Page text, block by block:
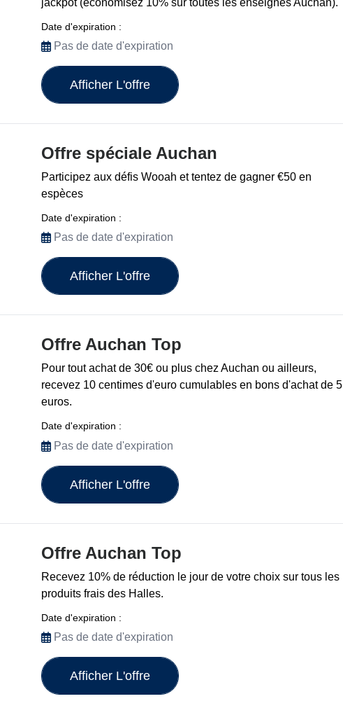
Date d'expiration :
Pas de date d'expiration
Afficher L'offre
Offre spéciale Auchan
Participez aux défis Wooah et tentez de gagner €50 en
espèces
Date d'expiration :
Pas de date d'expiration
Afficher L'offre
Offre Auchan Top
Pour tout achat de 30€ ou plus chez Auchan ou ailleurs,
recevez 10 centimes d'euro cumulables en bons d'achat de 5
euros.
Date d'expiration :
Pas de date d'expiration
Afficher L'offre
Offre Auchan Top
Recevez 10% de réduction le jour de votre choix sur tous les
produits frais des Halles.
Date d'expiration :
Pas de date d'expiration
Afficher L'offre